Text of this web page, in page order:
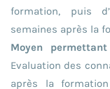
formation, puis
semaines après la
Moyen
Evaluation des
après la